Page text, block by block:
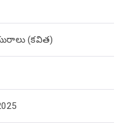
(కవిత)